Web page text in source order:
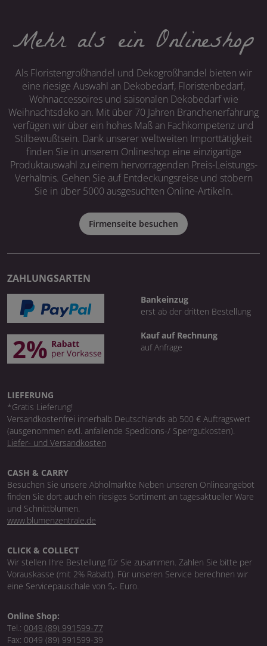
Mehr als ein Onlineshop
Als Floristengroßhandel und Dekogroßhandel bieten wir
eine riesige Auswahl an Dekobedarf, Floristenbedarf,
Wohnaccessoires und saisonalen Dekobedarf wie
Weihnachtsdeko an. Mit über 70 Jahren Branchenerfahrung
verfügen wir über ein hohes Maß an Fachkompetenz und
Stilbewußtsein. Dank unserer weltweiten Importtätigkeit
finden Sie in unserem Onlineshop eine einzigartige
Produktauswahl zu einem hervorragenden Preis-Leistungs-
Verhältnis. Gehen Sie auf Entdeckungsreise und stöbern
Sie in über 5000 ausgesuchten Online-Artikeln.
Firmenseite besuchen
ZAHLUNGSARTEN
Bankeinzug
erst ab der dritten Bestellung
Kauf auf Rechnung
auf Anfrage
LIEFERUNG
*Gratis Lieferung!
Versandkostenfrei innerhalb Deutschlands ab 500 € Auftragswert
(ausgenommen evtl. anfallende Speditions-/ Sperrgutkosten).
Liefer- und Versandkosten
CASH & CARRY
Besuchen Sie unsere Abholmärkte Neben unseren Onlineangebot
finden Sie dort auch ein riesiges Sortiment an tagesaktueller Ware
und Schnittblumen.
www.blumenzentrale.de
CLICK & COLLECT
Wir stellen Ihre Bestellung für Sie zusammen. Zahlen Sie bitte per
Vorauskasse (mit 2% Rabatt). Für unseren Service berechnen wir
eine Servicepauschale von 5,- Euro.
Online Shop:
Tel.: 0049 (89) 991599-77
Fax: 0049 (89) 991599-39